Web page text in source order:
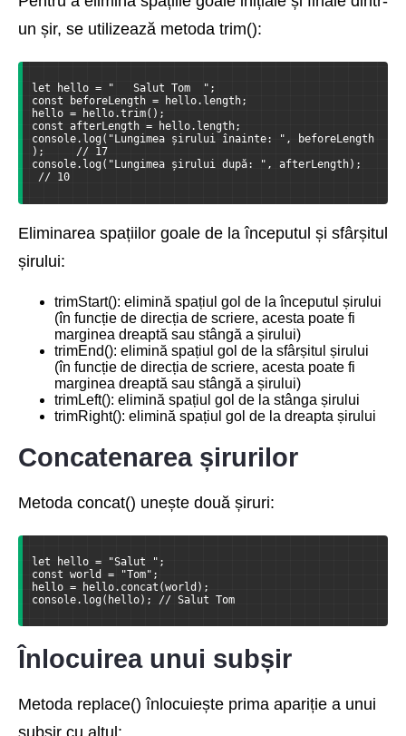
un șir, se utilizează metoda trim():
let hello = "   Salut Tom  ";
const beforeLength = hello.length;
hello = hello.trim();
const afterLength = hello.length;
console.log("Lungimea șirului înainte: ", beforeLength
);     // 17
console.log("Lungimea șirului după: ", afterLength);
// 10
Eliminarea spațiilor goale de la începutul și sfârșitul
șirului:
trimStart(): elimină spațiul gol de la începutul șirului
(în funcție de direcția de scriere, acesta poate fi
marginea dreaptă sau stângă a șirului)
trimEnd(): elimină spațiul gol de la sfârșitul șirului
(în funcție de direcția de scriere, acesta poate fi
marginea dreaptă sau stângă a șirului)
trimLeft(): elimină spațiul gol de la stânga șirului
trimRight(): elimină spațiul gol de la dreapta șirului
Concatenarea șirurilor
Metoda concat() unește două șiruri:
let hello = "Salut ";
const world = "Tom";
hello = hello.concat(world);
console.log(hello); // Salut Tom
Înlocuirea unui subșir
Metoda replace() înlocuiește prima apariție a unui